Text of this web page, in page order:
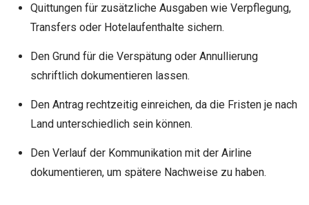
Quittungen für zusätzliche Ausgaben wie Verpflegung,
Transfers oder Hotelaufenthalte sichern.
Den Grund für die Verspätung oder Annullierung
schriftlich dokumentieren lassen.
Den Antrag rechtzeitig einreichen, da die Fristen je nach
Land unterschiedlich sein können.
Den Verlauf der Kommunikation mit der Airline
dokumentieren, um spätere Nachweise zu haben.